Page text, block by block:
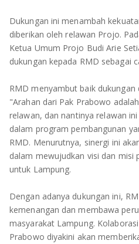
Dukungan ini menambah
diberikan oleh relawan Projo.
Ketua Umum Projo Budi Arie
dukungan kepada RMD sebagai
RMD menyambut baik dukungan
"Arahan dari Pak Prabowo
relawan, dan nantinya relawan
dalam program pembangunan
RMD. Menurutnya, sinergi ini
dalam mewujudkan visi dan misi
untuk Lampung.
Dengan adanya dukungan ini,
kemenangan dan membawa
masyarakat Lampung.
Prabowo diyakini akan